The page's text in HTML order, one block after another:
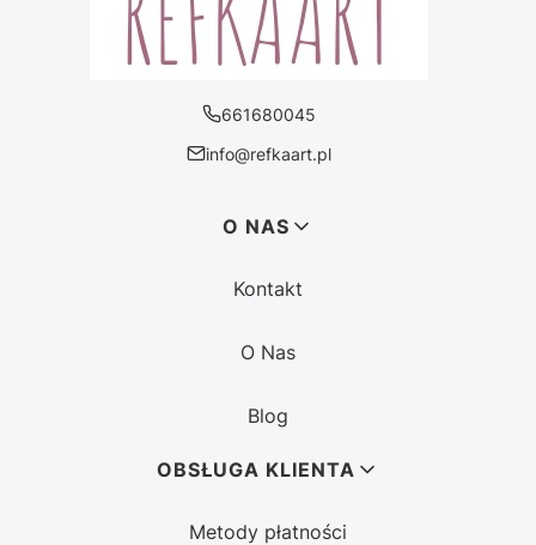
661680045
info@refkaart.pl
O NAS
Kontakt
O Nas
Blog
OBSŁUGA KLIENTA
Metody płatności